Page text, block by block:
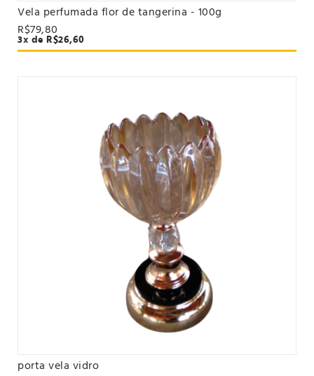
VER PRODUTO
Vela perfumada flor de tangerina - 100g
R$79,80
3x de R$26,60
porta vela vidro